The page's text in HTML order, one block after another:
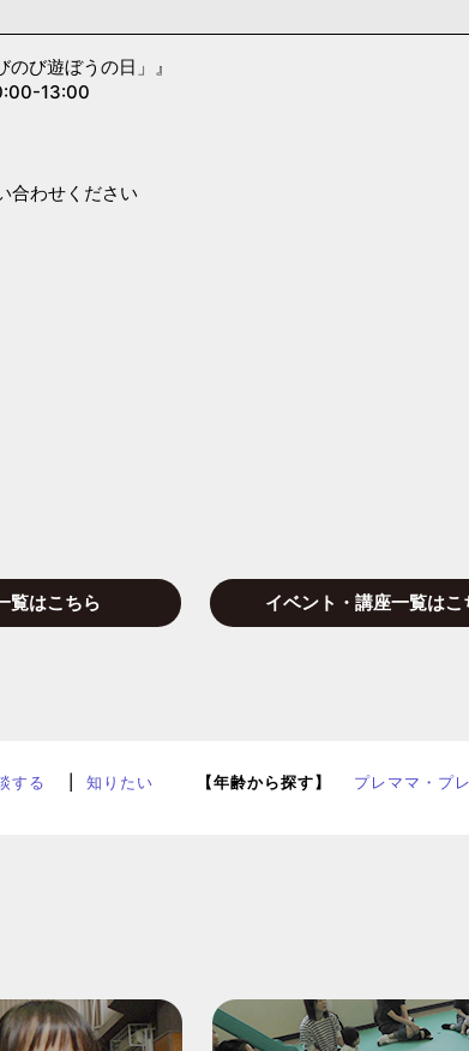
のび遊ぼうの日」』
13:00
合わせください
覧はこちら イベント・講座一覧はこ
する 知りたい 【年齢から探す】 プレママ・プ